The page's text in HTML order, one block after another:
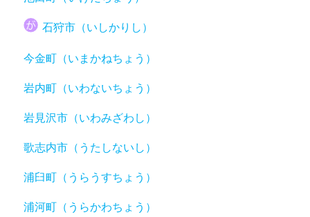
石狩市（いしかりし）
今金町（いまかねちょう）
岩内町（いわないちょう）
岩見沢市（いわみざわし）
歌志内市（うたしないし）
浦臼町（うらうすちょう）
浦河町（うらかわちょう）